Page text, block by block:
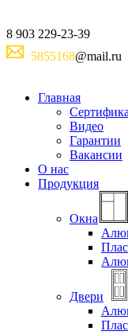
8 903 229-23-39
5855168@mail.ru
Главная
Видео
Гарантии
Вакансии
О нас
Продукция
Окна
Двери